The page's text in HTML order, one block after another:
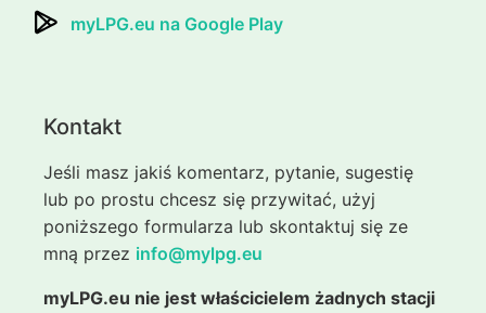
myLPG.eu na Google Play
Kontakt
Jeśli masz jakiś komentarz, pytanie, sugestię
lub po prostu chcesz się przywitać, użyj
poniższego formularza lub skontaktuj się ze
mną przez info@mylpg.eu
myLPG.eu nie jest właścicielem żadnych stacji